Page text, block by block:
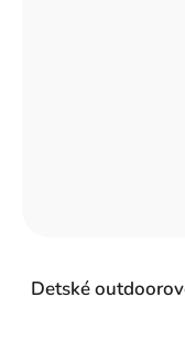
Detské